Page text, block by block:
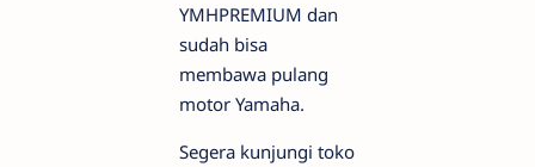
YMHPREMIUM dan
sudah bisa
membawa pulang
motor Yamaha.
Segera kunjungi toko